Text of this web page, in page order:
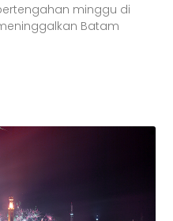
minggu di
Batam